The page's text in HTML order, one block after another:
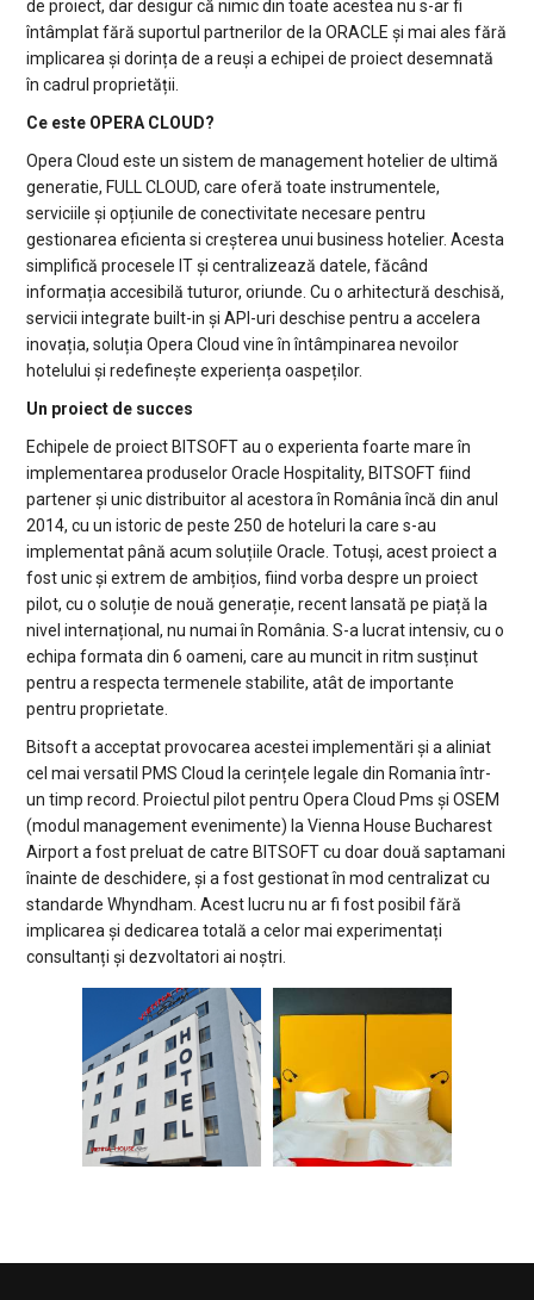
de proiect, dar desigur că nimic din toate acestea nu s-ar fi
întâmplat fără suportul partnerilor de la ORACLE și mai ales fără
implicarea și dorința de a reuși a echipei de proiect desemnată
în cadrul proprietății.
Ce este OPERA CLOUD?
Opera Cloud este un sistem de management hotelier de ultimă
generatie, FULL CLOUD, care oferă toate instrumentele,
serviciile și opțiunile de conectivitate necesare pentru
gestionarea eficienta si creșterea unui business hotelier. Acesta
simplifică procesele IT și centralizează datele, făcând
informația accesibilă tuturor, oriunde. Cu o arhitectură deschisă,
servicii integrate built-in și API-uri deschise pentru a accelera
inovația, soluția Opera Cloud vine în întâmpinarea nevoilor
hotelului și redefinește experiența oaspeților.
Un proiect de succes
Echipele de proiect BITSOFT au o experienta foarte mare în
implementarea produselor Oracle Hospitality, BITSOFT fiind
partener și unic distribuitor al acestora în România încă din anul
2014, cu un istoric de peste 250 de hoteluri la care s-au
implementat până acum soluțiile Oracle. Totuși, acest proiect a
fost unic și extrem de ambițios, fiind vorba despre un proiect
pilot, cu o soluție de nouă generație, recent lansată pe piață la
nivel internațional, nu numai în România. S-a lucrat intensiv, cu o
echipa formata din 6 oameni, care au muncit in ritm susținut
pentru a respecta termenele stabilite, atât de importante
pentru proprietate.
Bitsoft a acceptat provocarea acestei implementări și a aliniat
cel mai versatil PMS Cloud la cerințele legale din Romania într-
un timp record. Proiectul pilot pentru Opera Cloud Pms și OSEM
(modul management evenimente) la Vienna House Bucharest
Airport a fost preluat de catre BITSOFT cu doar două saptamani
înainte de deschidere, și a fost gestionat în mod centralizat cu
standarde Whyndham. Acest lucru nu ar fi fost posibil fără
implicarea și dedicarea totală a celor mai experimentați
consultanți și dezvoltatori ai noștri.